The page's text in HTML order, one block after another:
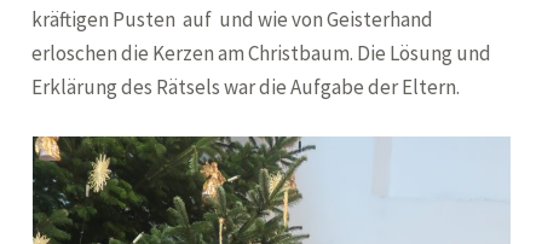
kräftigen Pusten auf und wie von Geisterhand
erloschen die Kerzen am Christbaum. Die Lösung und
Erklärung des Rätsels war die Aufgabe der Eltern.